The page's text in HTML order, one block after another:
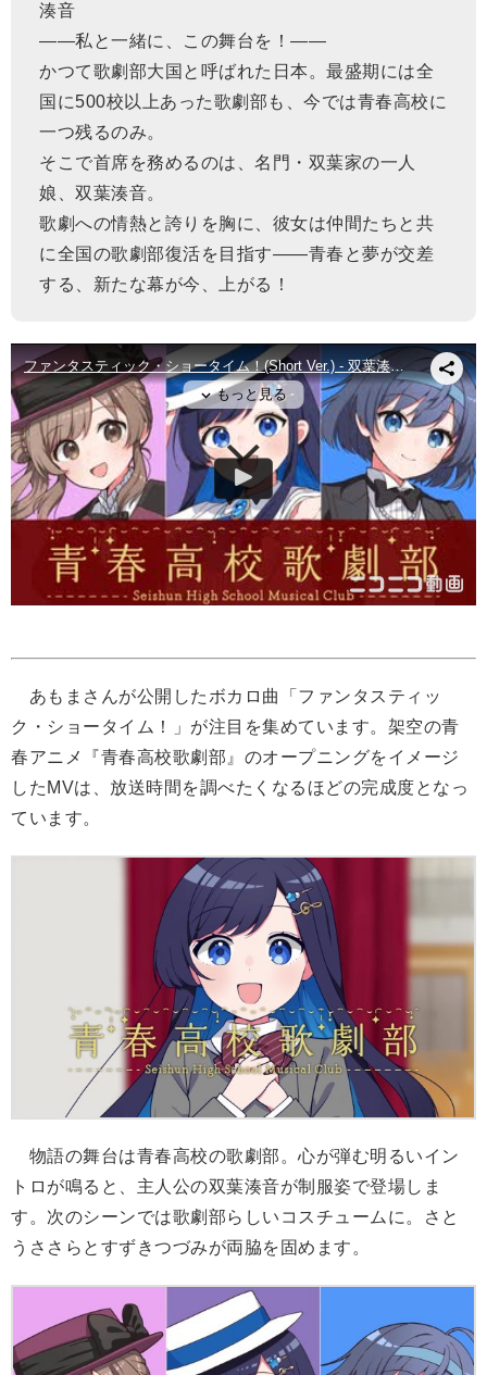
湊音
――私と一緒に、この舞台を！――
かつて歌劇部大国と呼ばれた日本。最盛期には全
国に500校以上あった歌劇部も、今では青春高校に
一つ残るのみ。
そこで首席を務めるのは、名門・双葉家の一人
娘、双葉湊音。
歌劇への情熱と誇りを胸に、彼女は仲間たちと共
に全国の歌劇部復活を目指す――青春と夢が交差
する、新たな幕が今、上がる！
あもまさんが公開したボカロ曲「ファンタスティッ
ク・ショータイム！」が注目を集めています。架空の青
春アニメ『青春高校歌劇部』のオープニングをイメージ
したMVは、放送時間を調べたくなるほどの完成度となっ
ています。
物語の舞台は青春高校の歌劇部。心が弾む明るいイン
トロが鳴ると、主人公の双葉湊音が制服姿で登場しま
す。次のシーンでは歌劇部らしいコスチュームに。さと
うささらとすずきつづみが両脇を固めます。